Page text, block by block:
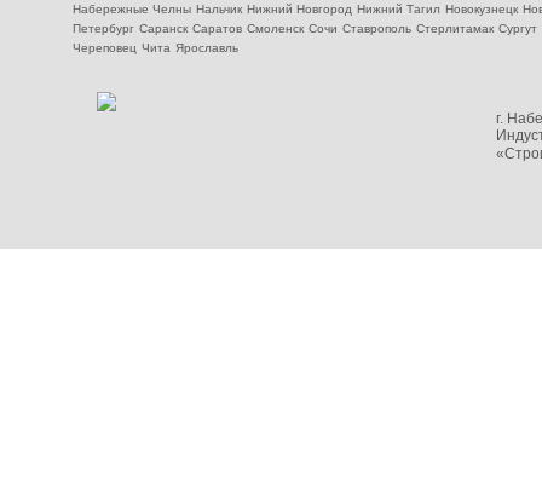
Набережные Челны Нальчик Нижний Новгород Нижний Тагил Новокузнецк
Петербург Саранск Саратов Смоленск Сочи Ставрополь Стерлитамак Сургут
Череповец Чита Ярославль
г.